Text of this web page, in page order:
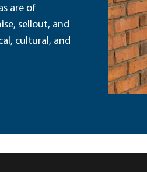
are of
sellout, and
cultural, and